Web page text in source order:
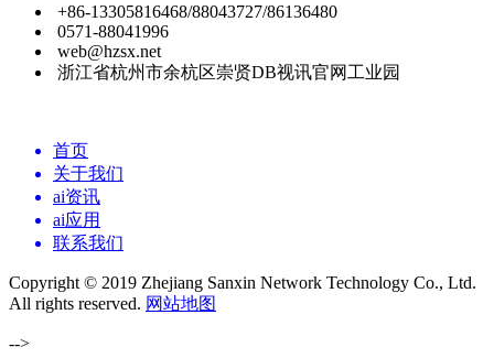
+86-13305816468/88043727/86136480
0571-88041996
web@hzsx.net
浙江省杭州市余杭区崇贤DB视讯官网工业园
首页
关于我们
ai资讯
ai应用
联系我们
Copyright © 2019 Zhejiang Sanxin Network Technology Co., Ltd.
All rights reserved. 网站地图
-->